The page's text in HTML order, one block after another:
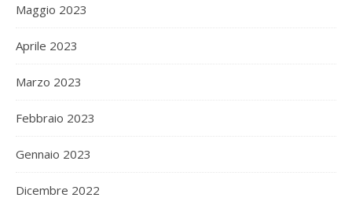
Maggio 2023
Aprile 2023
Marzo 2023
Febbraio 2023
Gennaio 2023
Dicembre 2022